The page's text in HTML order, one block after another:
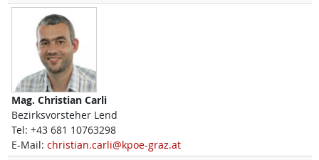
Mag. Christian Carli
Bezirksvorsteher Lend
Tel: +43 681 10763298
E-Mail: christian.carli@kpoe-graz.at